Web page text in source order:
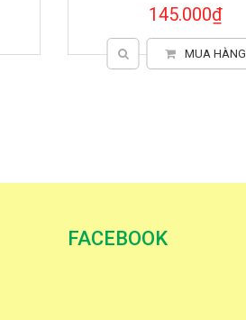
145.000₫
MUA HÀNG
FACEBOOK